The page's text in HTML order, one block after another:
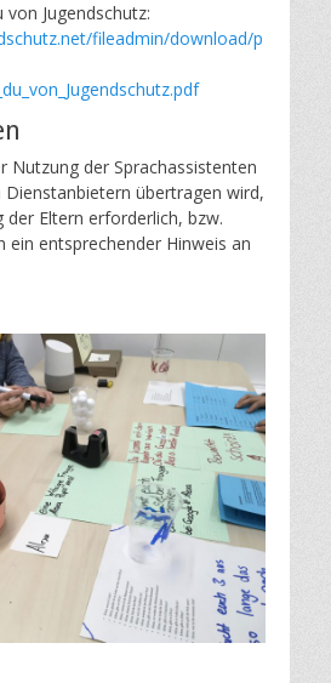
Jugendschutz:
fileadmin/download/p
Nutzung der Sprachassistenten
Dienstanbietern übertragen wird,
Eltern erforderlich, bzw.
ein entsprechender Hinweis an